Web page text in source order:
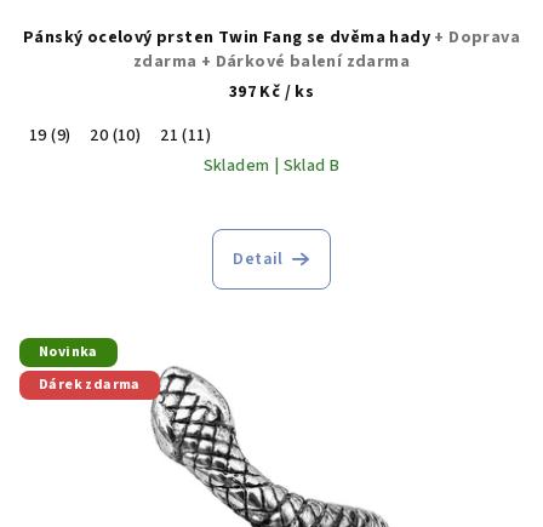
Pánský ocelový prsten Twin Fang se dvěma hady + Doprava
zdarma + Dárkové balení zdarma
397 Kč / ks
19 (9)
20 (10)
21 (11)
Skladem | Sklad B
Detail
Novinka
Dárek zdarma